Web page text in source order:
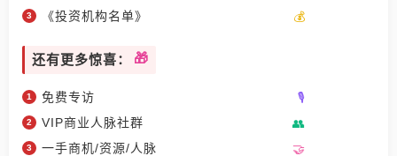
《投资机构名单》
还有更多惊喜：
免费专访
VIP商业人脉社群
一手商机/资源/人脉